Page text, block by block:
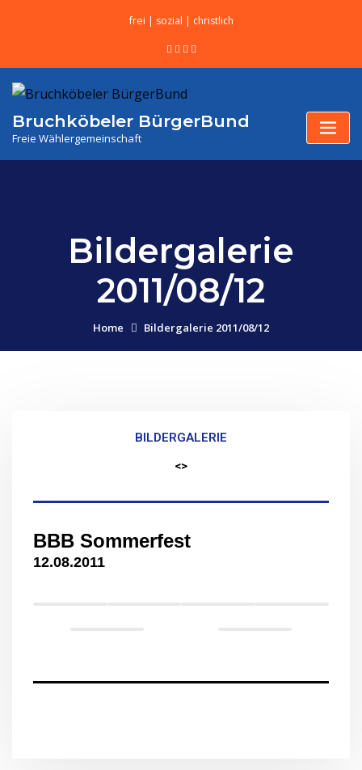
frei | sozial | christlich
Bruchköbeler BürgerBund
Freie Wählergemeinschaft
Bildergalerie
2011/08/12
Home Bildergalerie 2011/08/12
BILDERGALERIE
<>
BBB Sommerfest
12.08.2011